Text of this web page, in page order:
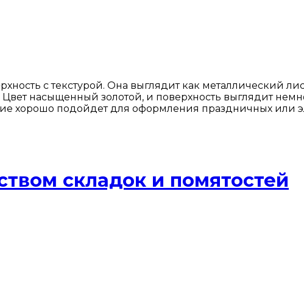
с текстурой. Она выглядит как металлический
насыщенный золотой, и поверхность выглядит
хорошо подойдет для оформления праздничных или
складок и помятостей